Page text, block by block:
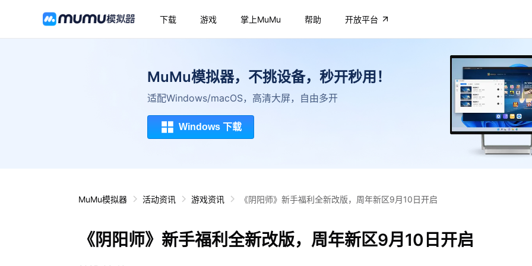
下载 游戏 掌上MuMu 帮助 开放平台
MuMu模拟器，不挑设备，秒开秒用！
适配Windows/macOS，高清大屏，自由多开
Windows 下载
MuMu模拟器 活动资讯 游戏资讯 《阴阳师》新手福利全新改版，周年新区9月10日开启
《阴阳师》新手福利全新改版，周年新区9月10日开启